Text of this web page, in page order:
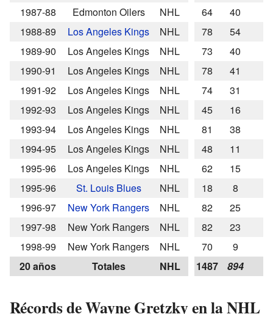
1987-88
Edmonton Oilers NHL 64 40
1988-89
Los Angeles Kings NHL 78 54
1989-90
Los Angeles Kings NHL 73 40
1990-91
Los Angeles Kings NHL 78 41
1991-92
Los Angeles Kings NHL 74
31
1992-93
Los Angeles Kings NHL 45
16
1993-94
Los Angeles Kings NHL 81
38
1994-95
Los Angeles Kings NHL 48
11
1995-96
Los Angeles Kings NHL 62
15
1995-96
St. Louis Blues NHL 18
8
1996-97
New York Rangers NHL 82
25
1997-98
New York Rangers NHL 82
23
1998-99
New York Rangers NHL 70
9
20 años
Totales NHL 1487 894
Récords de Wayne Gretzky en la NHL